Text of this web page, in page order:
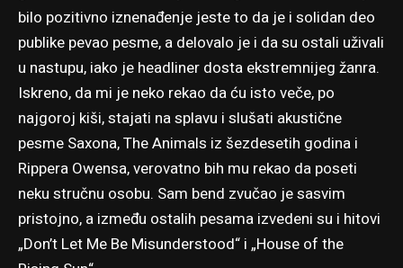
bilo pozitivno iznenađenje jeste to da je i solidan deo
publike pevao pesme, a delovalo je i da su ostali uživali
u nastupu, iako je headliner dosta ekstremnijeg žanra.
Iskreno, da mi je neko rekao da ću isto veče, po
najgoroj kiši, stajati na splavu i slušati akustične
pesme Saxona, The Animals iz šezdesetih godina i
Rippera Owensa, verovatno bih mu rekao da poseti
neku stručnu osobu. Sam bend zvučao je sasvim
pristojno, a između ostalih pesama izvedeni su i hitovi
„Don’t Let Me Be Misunderstood“ i „House of the